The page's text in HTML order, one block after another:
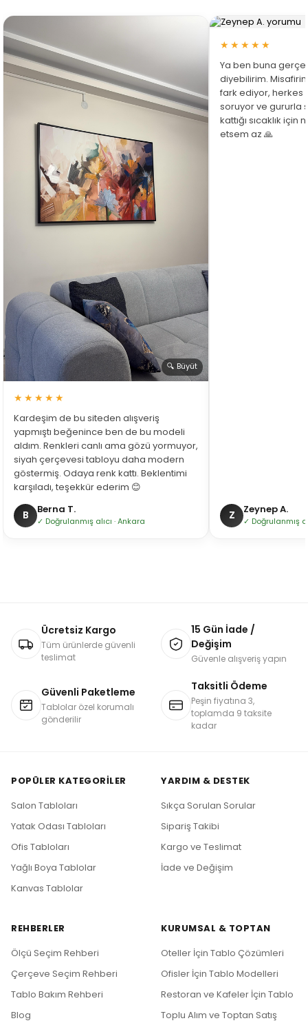
🔍 Büyüt
★★★★★
Kardeşim de bu siteden alışveriş
yapmıştı beğenince ben de bu modeli
aldım. Renkleri canlı ama gözü yormuyor,
siyah çerçevesi tabloyu daha modern
göstermiş. Odaya renk kattı. Beklentimi
karşıladı, teşekkür ederim 😊
B Berna T.
✓ Doğrulanmış alıcı · Ankara
★★★★★
Ya ben buna
diyebilirim.
fark ediyor, herkes
soruyor ve gururla
kattığı sıcaklık
etsem az 🙏
Z Zeynep A.
✓ Doğrulanmış
Ücretsiz Kargo
Tüm ürünlerde güvenli
teslimat
15 Gün İade /
Değişim
Güvenle alışveriş yapın
Güvenli Paketleme
Tablolar özel korumalı
gönderilir
Taksitli Ödeme
Peşin fiyatına 3,
toplamda 9 taksite
kadar
POPÜLER KATEGORILER
Salon Tabloları
Yatak Odası Tabloları
Ofis Tabloları
Yağlı Boya Tablolar
Kanvas Tablolar
YARDIM & DESTEK
Sıkça Sorulan Sorular
Sipariş Takibi
Kargo ve Teslimat
İade ve Değişim
REHBERLER
Ölçü Seçim Rehberi
Çerçeve Seçim Rehberi
Tablo Bakım Rehberi
Blog
KURUMSAL & TOPTAN
Oteller İçin Tablo Çözümleri
Ofisler İçin Tablo Modelleri
Restoran ve Kafeler İçin Tablo
Toplu Alım ve Toptan Satış